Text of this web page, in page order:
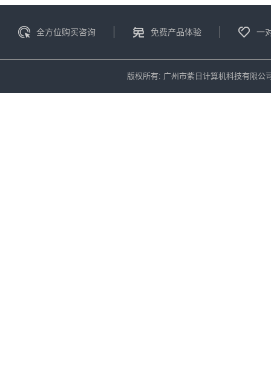
全方位购买咨询 免费产品体验 一
版权所有: 广州市紫日计算机科技有限公